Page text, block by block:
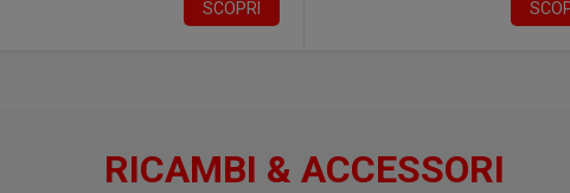
SCOPRI
RICAMBI & ACCESSORI